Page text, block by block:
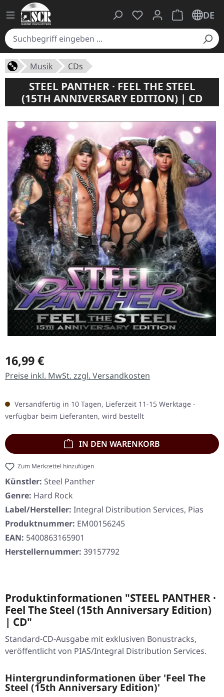
Du hast 0 Produkte
Warenkorb
DE
Musik CDs
STEEL PANTHER · FEEL THE STEEL
(15TH ANNIVERSARY EDITION) | CD
Regulärer Preis:
16,99 €
Preise inkl. MwSt. zzgl. Versandkosten
Versandfertig in 10 Tagen, Lieferzeit 11-15 Werktage -
verfügbar beim Lieferanten, wird bestellt
IN DEN WARENKORB
Zum Merkzettel hinzufügen
Künstler: Steel Panther
Genre: Hard Rock
Label/Hersteller: Integral Distribution Services, Pias
Produktnummer: EM00156245
EAN: 5400863165901
Herstellernummer: 39157792
Produktinformationen "STEEL PANTHER ·
Feel The Steel (15th Anniversary Edition)
| CD"
Standard-CD-Ausgabe mit exklusiven Bonustracks,
veröffentlicht von PIAS/Integral Distribution Services.
Hintergrundinformationen über 'Feel The
Steel (15th Anniversary Edition)'